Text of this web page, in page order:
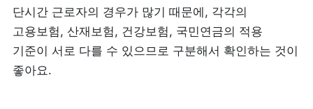
단시간 근로자의 경우가 많기 때문에, 각각의
고용보험, 산재보험, 건강보험, 국민연금의 적용
기준이 서로 다를 수 있으므로 구분해서 확인하는 것이
좋아요.